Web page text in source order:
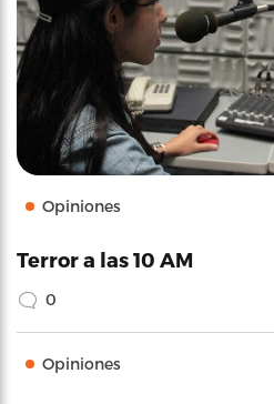
Opiniones
Terror a las 10 AM
0
Opiniones